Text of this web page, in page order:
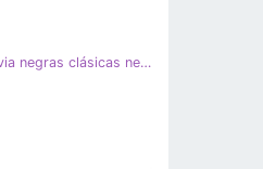
TRENDI Botas de lluvia negras clásicas negro